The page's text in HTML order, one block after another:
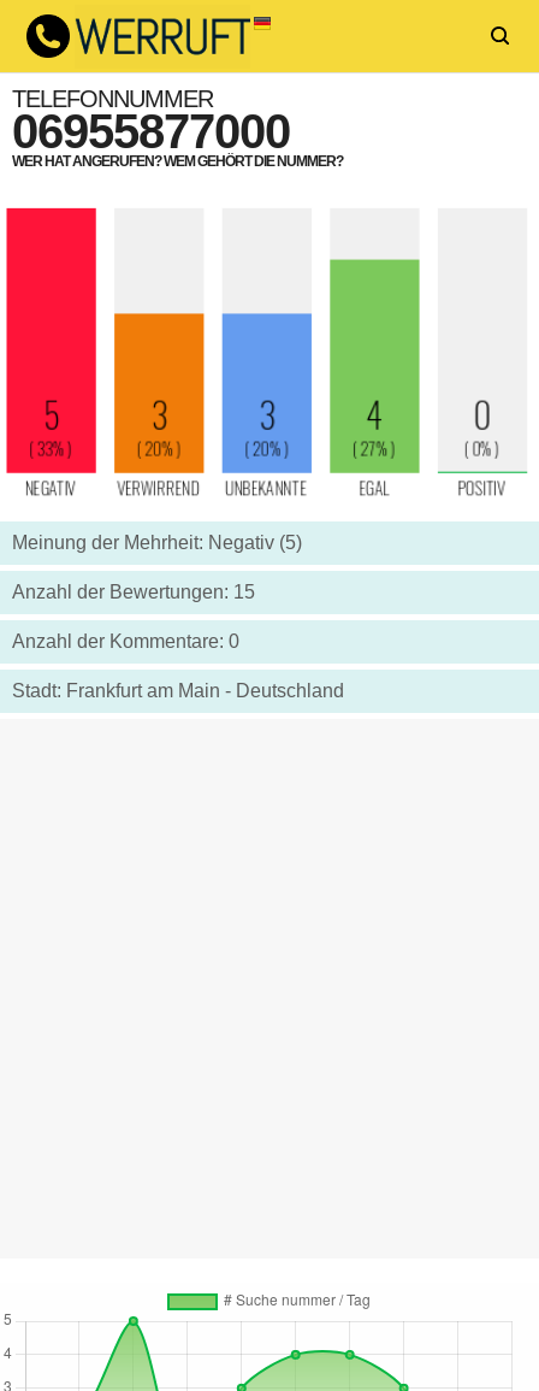
TELEFONNUMMER
06955877000
WER HAT ANGERUFEN? WEM GEHÖRT DIE NUMMER?
Meinung der Mehrheit: Negativ (5)
Anzahl der Bewertungen: 15
Anzahl der Kommentare: 0
Stadt: Frankfurt am Main - Deutschland